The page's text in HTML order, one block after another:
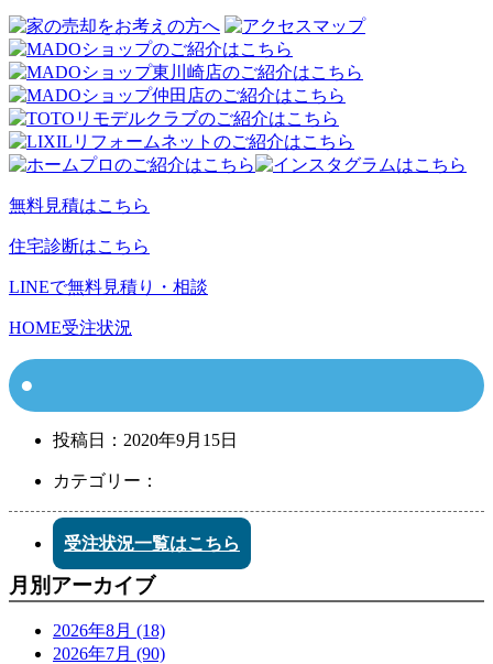
無料見積はこちら
住宅診断はこちら
LINEで無料見積り・相談
HOME受注状況
投稿日： 2020年9月15日
カテゴリー：
受注状況一覧はこちら
月別アーカイブ
2026年8月 (18)
2026年7月 (90)